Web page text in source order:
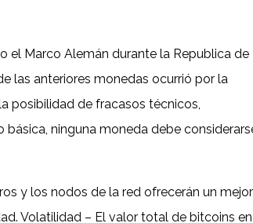
el Marco Alemán durante la Republica de
las anteriores monedas ocurrió por la
posibilidad de fracasos técnicos,
ninguna moneda debe
y los nodos de la red ofrecerán un mejor
Volatilidad – El valor total de bitcoins en